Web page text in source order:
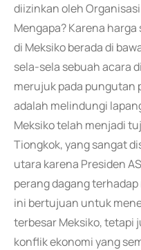
diizinkan oleh
Mengapa? Karena
di Meksiko berada di
sela-sela sebuah acara
merujuk pada pungutan
adalah melindungi
Meksiko telah menjadi
Tiongkok, yang sangat
utara karena Presiden
perang dagang
ini bertujuan untuk
terbesar Meksiko, tetapi
konflik ekonomi yang